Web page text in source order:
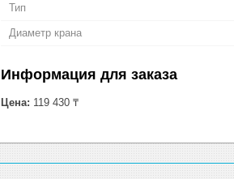
Тип
Диаметр крана
Информация для заказа
Цена: 119 430 ₸